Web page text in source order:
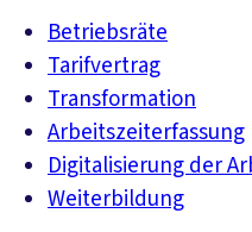
Betriebsräte
Tarifvertrag
Transformation
Arbeitszeiterfassung
Digitalisierung der
Weiterbildung